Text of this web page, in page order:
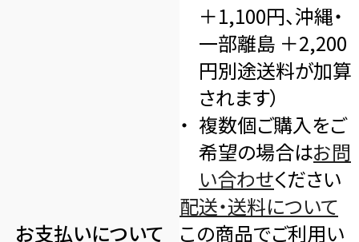
＋1,100円、沖縄・
一部離島 ＋2,200
円別途送料が加算
されます）
複数個ご購入をご
希望の場合はお問
い合わせください
配送・送料について
お支払いについて
この商品でご利用い